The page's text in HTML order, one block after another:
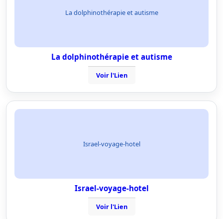
La dolphinothérapie et autisme
La dolphinothérapie et autisme
Voir l'Lien
Israel-voyage-hotel
Israel-voyage-hotel
Voir l'Lien